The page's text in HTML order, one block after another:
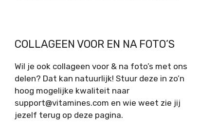
COLLAGEEN VOOR EN NA FOTO’S
Wil je ook collageen voor & na foto’s met ons
delen? Dat kan natuurlijk! Stuur deze in zo’n
hoog mogelijke kwaliteit naar
support@vitamines.com en wie weet zie jij
jezelf terug op deze pagina.